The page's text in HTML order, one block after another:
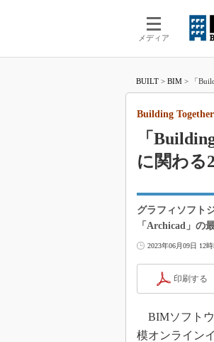
メディア
BUILT > BIM > 「
「
に関わる
Building
グラフィソフト
「Archicad」の
2023年06月09日 12
印刷する
BIMソフトウ
模オンライン